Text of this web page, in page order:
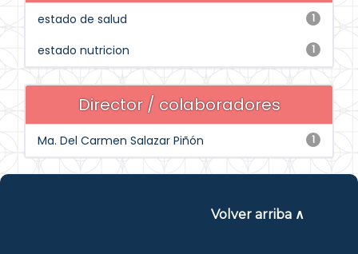
1
estado de salud
1
estado nutricion
Director / colaboradores
1
Ma. Del Carmen Salazar Piñón
Volver arriba ∧